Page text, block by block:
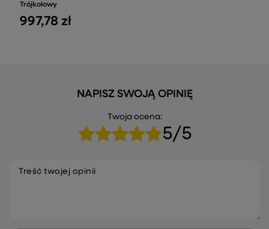
Trójkołowy
997,78 zł
NAPISZ SWOJĄ OPINIĘ
Twoja ocena:
5/5
Treść twojej opinii